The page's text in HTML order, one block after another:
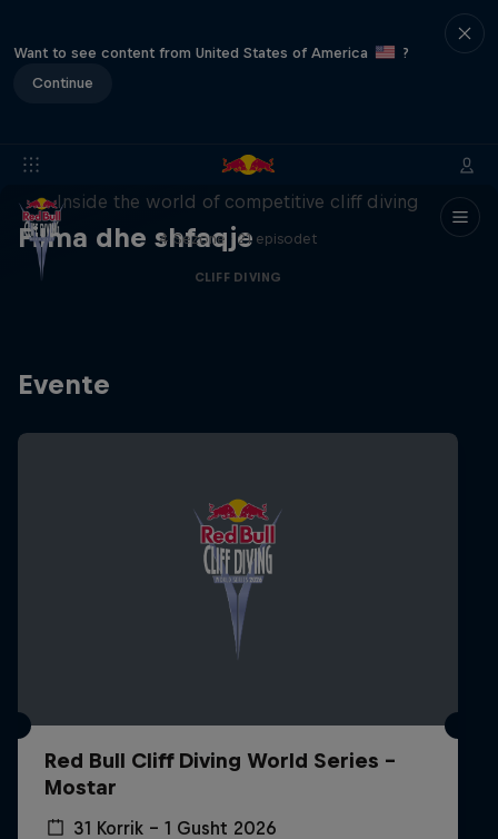
Want to see content from United States of America
?
Continue
Filma dhe shfaqje
More than a Dive
Inside the world of competitive cliff diving
4 Sezone · 21 episodet
CLIFF DIVING
Evente
Red Bull Cliff Diving World Series -
Mostar
31 Korrik – 1 Gusht 2026